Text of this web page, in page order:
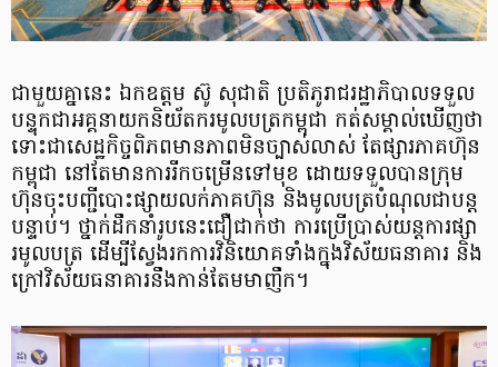
ជាមួយគ្នានេះ ឯកឧត្តម ស៊ូ សុជាតិ ប្រតិភូរាជរដ្ឋាភិបាលទទួល
បន្ទុកជាអគ្គនាយកនិយ័តករមូលបត្រកម្ពុជា កត់សម្គាល់ឃើញថា
ទោះជាសេដ្ឋកិច្ចពិភពមានភាពមិនច្បាស់លាស់ តែផ្សារភាគហ៊ុន
កម្ពុជា នៅតែមានការរីក​ចម្រើនទៅមុខ ដោយទទួលបានក្រុម
ហ៊ុនចុះបញ្ជីបោះផ្សាយលក់ភាគហ៊ុន និងមូលបត្របំណុលជាបន្ត
បន្ទាប់។ ថ្នាក់ដឹកនាំរូបនេះជឿជាក់ថា ការប្រើប្រាស់យន្តការផ្សា
រមូលបត្រ ដើម្បីស្វែងរកការវិនិយោគទាំងក្នុងវិស័យធនាគារ និង
ក្រៅវិស័យធនាគារនឹងកាន់តែមមាញឹក។